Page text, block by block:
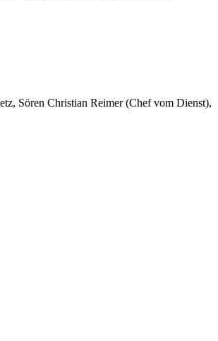
Sören Christian Reimer (Chef vom Dienst),